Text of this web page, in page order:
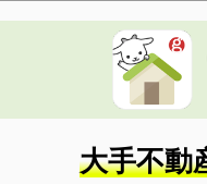
大手不動